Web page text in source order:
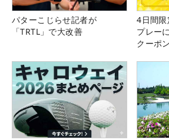
パターこじらせ記者が
「TRTL」で大改善
4日間
プレー
クーポ